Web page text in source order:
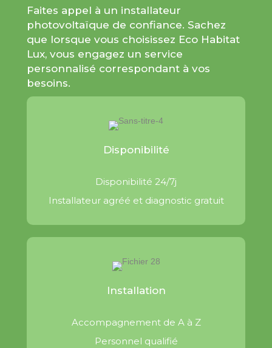
Faites appel à un installateur
photovoltaïque de confiance. Sachez
que lorsque vous choisissez Eco Habitat
Lux, vous engagez un service
personnalisé correspondant à vos
besoins.
Disponibilité
Disponibilité 24/7j
Installateur agréé et diagnostic gratuit
Installation
Accompagnement de A à Z
Personnel qualifié